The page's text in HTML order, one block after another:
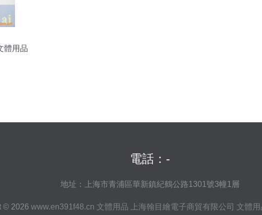
體用品
電話：-
地址：上海市青浦區華新鎮紀鶴公路1301號3幢1層
© 2026 www.en391f48.cn 文體用品 上海翰目繪電子商貿有限公司 文體用